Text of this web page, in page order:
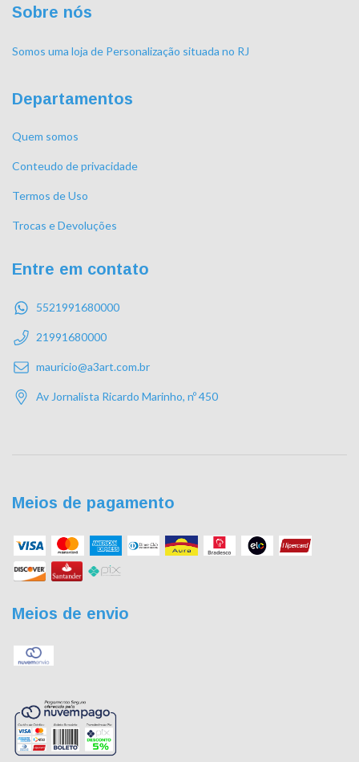
Sobre nós
Somos uma loja de Personalização situada no RJ
Departamentos
Quem somos
Conteudo de privacidade
Termos de Uso
Trocas e Devoluções
Entre em contato
5521991680000
21991680000
mauricio@a3art.com.br
Av Jornalista Ricardo Marinho, nº 450
Meios de pagamento
Meios de envio